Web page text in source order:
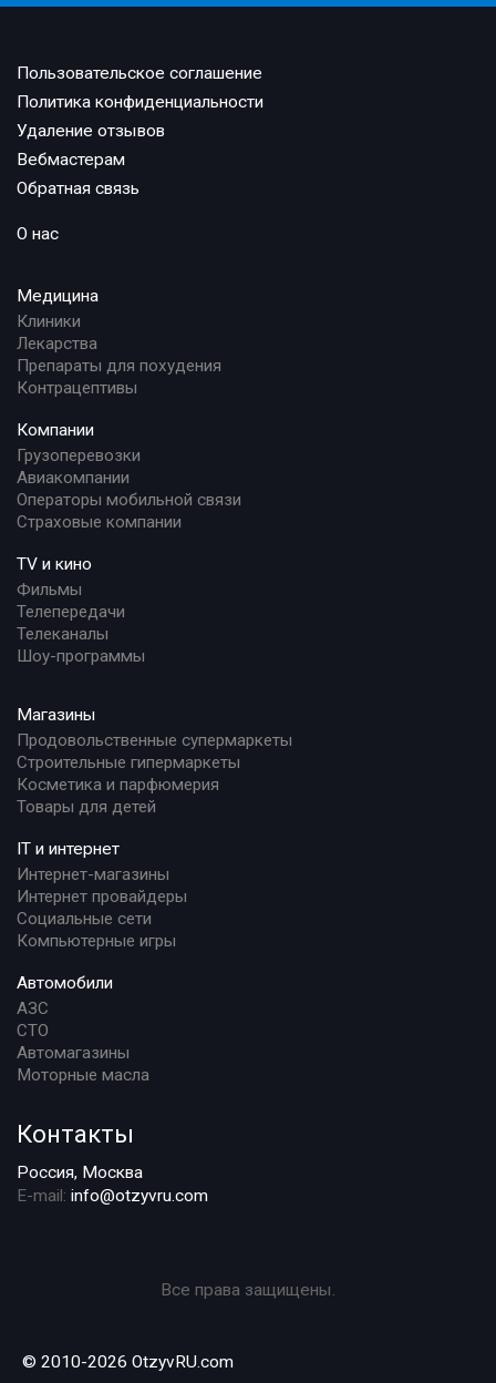
Пользовательское соглашение
Политика конфиденциальности
Удаление отзывов
Вебмастерам
Обратная связь
О нас
Медицина
Клиники
Лекарства
Препараты для похудения
Контрацептивы
Компании
Грузоперевозки
Авиакомпании
Операторы мобильной связи
Страховые компании
TV и кино
Фильмы
Телепередачи
Телеканалы
Шоу-программы
Магазины
Продовольственные супермаркеты
Строительные гипермаркеты
Косметика и парфюмерия
Товары для детей
IT и интернет
Интернет-магазины
Интернет провайдеры
Социальные сети
Компьютерные игры
Автомобили
АЗС
СТО
Автомагазины
Моторные масла
Контакты
Россия, Москва
E-mail: info@otzyvru.com
Все права защищены.
© 2010-2026 OtzyvRU.com